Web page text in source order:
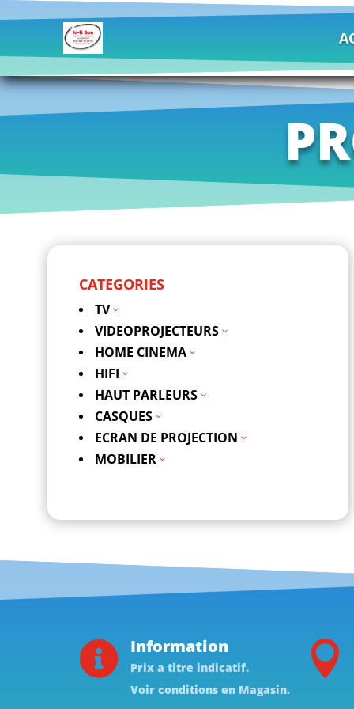
CATEGORIES
TV 3
VIDEOPROJECTEURS 3
HOME CINEMA 3
HIFI 3
HAUT PARLEURS 3
CASQUES 3
ECRAN DE PROJECTION 3
MOBILIER 3
 Information
Prix a titre indicatif.
Voir conditions en Magasin.
